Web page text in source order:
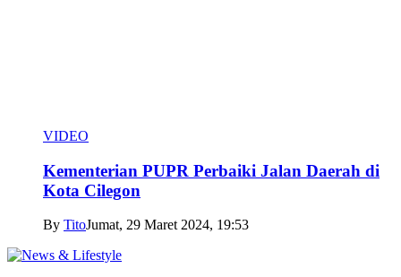
VIDEO
Kementerian PUPR Perbaiki Jalan Daerah di
Kota Cilegon
By TitoJumat, 29 Maret 2024, 19:53